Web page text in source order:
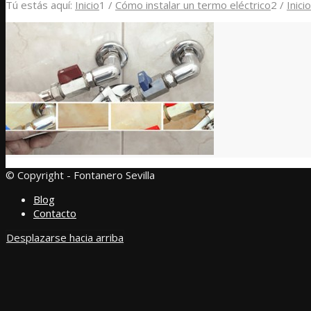
Tú estás aquí: Inicio1 / Cómo instalar un termo eléctrico2 / Inicio
© Copyright - Fontanero Sevilla
Blog
Contacto
Desplazarse hacia arriba